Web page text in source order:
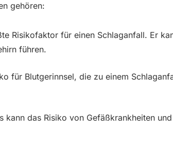
gehören:
Risikofaktor für einen Schlaganfall. Er
führen.
für Blutgerinnsel, die zu einem
kann das Risiko von Gefäßkrankheiten und